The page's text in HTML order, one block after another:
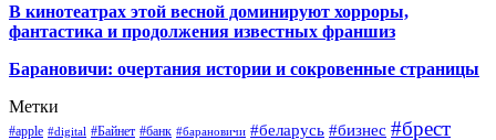
В кинотеатрах этой весной доминируют хорроры,
фантастика и продолжения известных франшиз
Барановичи: очертания истории и сокровенные страницы
Метки
#apple #digital #Байнет #банк #барановичи #беларусь #бизнес #брест